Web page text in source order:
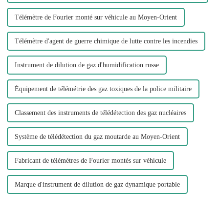
Télémètre de Fourier monté sur véhicule au Moyen-Orient
Télémètre d'agent de guerre chimique de lutte contre les incendies
Instrument de dilution de gaz d'humidification russe
Équipement de télémétrie des gaz toxiques de la police militaire
Classement des instruments de télédétection des gaz nucléaires
Système de télédétection du gaz moutarde au Moyen-Orient
Fabricant de télémètres de Fourier montés sur véhicule
Marque d'instrument de dilution de gaz dynamique portable